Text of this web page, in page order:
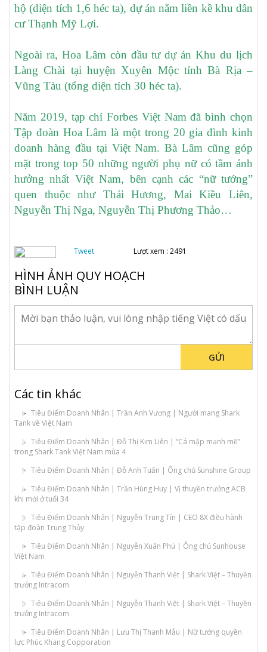
hộ (diện tích 1,6 héc ta), dự án nằm liền kề khu dân
cư Thạnh Mỹ Lợi.
Ngoài ra, Hoa Lâm còn đầu tư dự án Khu du lịch
Làng Chài tại huyện Xuyên Mộc tỉnh Bà Rịa –
Vũng Tàu (tổng diện tích 30 héc ta).
Năm 2019, tạp chí Forbes Việt Nam đã bình chọn
Tập đoàn Hoa Lâm là một trong 20 gia đình kinh
doanh hàng đầu tại Việt Nam. Bà Lâm cũng góp
mặt trong top 50 những người phụ nữ có tầm ảnh
hưởng nhất Việt Nam, bên cạnh các “nữ tướng”
quen thuộc như Thái Hương, Mai Kiều Liên,
Nguyễn Thị Nga, Nguyễn Thị Phương Thảo…
Tweet Lượt xem : 2491
HÌNH ẢNH QUY HOẠCH
BÌNH LUẬN
GỬI
Các tin khác
Tiêu Điểm Doanh Nhân | Trần Anh Vương | Người mang Shark
Tank về Việt Nam
Tiêu Điểm Doanh Nhân | Đỗ Thị Kim Liên | “Cá mập mạnh mẽ”
trong Shark Tank Việt Nam mùa 4
Tiêu Điểm Doanh Nhân | Đỗ Anh Tuấn | Ông chủ Sunshine Group
Tiêu Điểm Doanh Nhân | Trần Hùng Huy | Vị thuyền trưởng ACB
khi mới ở tuổi 34
Tiêu Điểm Doanh Nhân | Nguyễn Trung Tín | CEO 8X điều hành
tập đoàn Trung Thủy
Tiêu Điểm Doanh Nhân | Nguyễn Xuân Phú | Ông chủ Sunhouse
Việt Nam
Tiêu Điểm Doanh Nhân | Nguyễn Thanh Việt | Shark Việt – Thuyền
trưởng Intracom
Tiêu Điểm Doanh Nhân | Nguyễn Thanh Việt | Shark Việt – Thuyền
trưởng Intracom
Tiêu Điểm Doanh Nhân | Lưu Thị Thanh Mẫu | Nữ tướng quyền
lực Phúc Khang Copporation